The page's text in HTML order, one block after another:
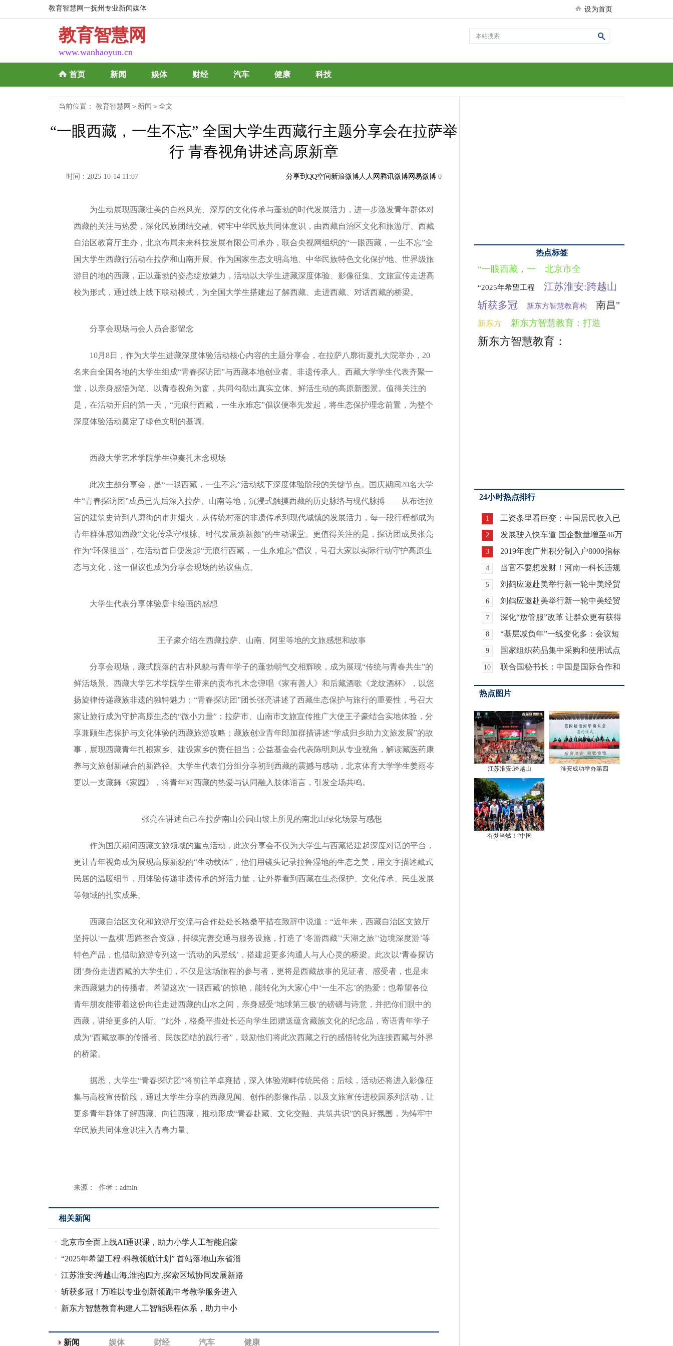
教育智慧网一抚州专业新闻媒体 设为首页
教育智慧网
www.wanhaoyun.cn
首页 新闻 娱体 财经 汽车 健康 科技
当前位置： 教育智慧网 ＞ 新闻 ＞全文
“一眼西藏，一生不忘” 全国大学生西藏行主题分享会在拉萨举
行 青春视角讲述高原新章
时间：2025-10-14 11:07 分享到 QQ空间 新浪微博人人网 腾讯微博网易微博 0
为生动展现西藏壮美的自然风光、深厚的文化传承与蓬勃的时代发展活力，进一步激发青年群体对
西藏的关注与热爱，深化民族团结交融、铸牢中华民族共同体意识，由西藏自治区文化和旅游厅、西藏
自治区教育厅主办，北京布局未来科技发展有限公司承办，联合央视网组织的“一眼西藏，一生不忘”全
国大学生西藏行活动在拉萨和山南开展。作为国家生态文明高地、中华民族特色文化保护地、世界级旅
游目的地的西藏，正以蓬勃的姿态绽放魅力，活动以大学生进藏深度体验、影像征集、文旅宣传走进高
校为形式，通过线上线下联动模式，为全国大学生搭建起了解西藏、走进西藏、对话西藏的桥梁。
分享会现场与会人员合影留念
10月8日，作为大学生进藏深度体验活动核心内容的主题分享会，在拉萨八廓街夏扎大院举办，20
名来自全国各地的大学生组成“青春探访团”与西藏本地创业者、非遗传承人、西藏大学学生代表齐聚一
堂，以亲身感悟为笔、以青春视角为窗，共同勾勒出真实立体、鲜活生动的高原新图景。值得关注的
是，在活动开启的第一天，“无痕行西藏，一生永难忘”倡议便率先发起，将生态保护理念前置，为整个
深度体验活动奠定了绿色文明的基调。
西藏大学艺术学院学生弹奏扎木念现场
此次主题分享会，是“一眼西藏，一生不忘”活动线下深度体验阶段的关键节点。国庆期间20名大学
生“青春探访团”成员已先后深入拉萨、山南等地，沉浸式触摸西藏的历史脉络与现代脉搏——从布达拉
宫的建筑史诗到八廓街的市井烟火，从传统村落的非遗传承到现代城镇的发展活力，每一段行程都成为
青年群体感知西藏“文化传承守根脉、时代发展焕新颜”的生动课堂。更值得关注的是，探访团成员张亮
作为“环保担当”，在活动首日便发起“无痕行西藏，一生永难忘”倡议，号召大家以实际行动守护高原生
态与文化，这一倡议也成为分享会现场的热议焦点。
大学生代表分享体验唐卡绘画的感想
王子豪介绍在西藏拉萨、山南、阿里等地的文旅感想和故事
分享会现场，藏式院落的古朴风貌与青年学子的蓬勃朝气交相辉映，成为展现“传统与青春共生”的
鲜活场景。西藏大学艺术学院学生带来的贡布扎木念弹唱《家有善人》和后藏酒歌《龙纹酒杯》，以悠
扬旋律传递藏族非遗的独特魅力；“青春探访团”团长张亮讲述了西藏生态保护与旅行的重要性，号召大
家让旅行成为守护高原生态的“微小力量”；拉萨市、山南市文旅宣传推广大使王子豪结合实地体验，分
享兼顾生态保护与文化体验的西藏旅游攻略；藏族创业青年郎加群措讲述“学成归乡助力文旅发展”的故
事，展现西藏青年扎根家乡、建设家乡的责任担当；公益基金会代表陈明则从专业视角，解读藏医药康
养与文旅创新融合的新路径。大学生代表们分组分享初到西藏的震撼与感动，北京体育大学学生姜雨岑
更以一支藏舞《家园》，将青年对西藏的热爱与认同融入肢体语言，引发全场共鸣。
张亮在讲述自己在拉萨南山公园山坡上所见的南北山绿化场景与感想
作为国庆期间西藏文旅领域的重点活动，此次分享会不仅为大学生与西藏搭建起深度对话的平台，
更让青年视角成为展现高原新貌的“生动载体”，他们用镜头记录拉鲁湿地的生态之美，用文字描述藏式
民居的温暖细节，用体验传递非遗传承的鲜活力量，让外界看到西藏在生态保护、文化传承、民生发展
等领域的扎实成果。
西藏自治区文化和旅游厅交流与合作处处长格桑平措在致辞中说道：“近年来，西藏自治区文旅厅
坚持以‘一盘棋’思路整合资源，持续完善交通与服务设施，打造了‘冬游西藏’‘天湖之旅’‘边境深度游’等
特色产品，也借助旅游专列这一‘流动的风景线’，搭建起更多沟通人与人心灵的桥梁。此次以‘青春探访
团’身份走进西藏的大学生们，不仅是这场旅程的参与者，更将是西藏故事的见证者、感受者，也是未
来西藏魅力的传播者。希望这次‘一眼西藏’的惊艳，能转化为大家心中‘一生不忘’的热爱；也希望各位
青年朋友能带着这份向往走进西藏的山水之间，亲身感受‘地球第三极’的磅礴与诗意，并把你们眼中的
西藏，讲给更多的人听。”此外，格桑平措处长还向学生团赠送蕴含藏族文化的纪念品，寄语青年学子
成为“西藏故事的传播者、民族团结的践行者”，鼓励他们将此次西藏之行的感悟转化为连接西藏与外界
的桥梁。
据悉，大学生“青春探访团”将前往羊卓雍措，深入体验湖畔传统民俗；后续，活动还将进入影像征
集与高校宣传阶段，通过大学生分享的西藏见闻、创作的影像作品，以及文旅宣传进校园系列活动，让
更多青年群体了解西藏、向往西藏，推动形成“青春赴藏、文化交融、共筑共识”的良好氛围，为铸牢中
华民族共同体意识注入青春力量。
来源： 作者：admin
相关新闻
北京市全面上线AI通识课，助力小学人工智能启蒙
教育
“2025年希望工程·科教领航计划” 首站落地山东省淄
博市
江苏淮安:跨越山海,淮抱四方,探索区域协同发展新路
径
斩获多冠！万唯以专业创新领跑中考教学服务进入
优质教辅新时代
新东方智慧教育构建人工智能课程体系，助力中小
新闻 娱体 财经 汽车 健康
热点标签
“一眼西藏，一 北京市全
“2025年希望工程
江苏淮安:跨越山
斩获多冠
新东方智慧教育构 南昌"
新东方 新东方智慧教育：打造
新东方智慧教育：
24小时热点排行
1
工资条里看巨变：中国居民收入已
实现历史性突破
2
发展驶入快车道 国企数量增至46万
家
3
2019年度广州积分制入户8000指标
今起可申请
4
当官不要想发财！河南一科长违规
经商办企业被处分
5
刘鹤应邀赴美举行新一轮中美经贸
高级别磋商
6
刘鹤应邀赴美举行新一轮中美经贸
高级别磋商
7
深化“放管服”改革 让群众更有获得
感
8
“基层减负年”一线变化多：会议短
了 落实时间多
9
国家组织药品集中采购和使用试点
在全国推开
10
联合国秘书长：中国是国际合作和
多边主义支柱
热点图片
江苏淮安:跨越山 淮安成功举办第四
有梦当燃！“中国